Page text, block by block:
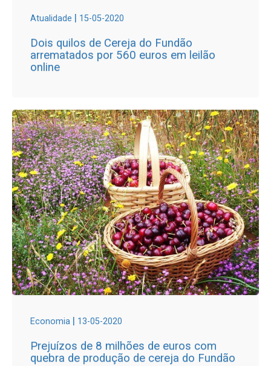
Atualidade | 15-05-2020
Dois quilos de Cereja do Fundão
arrematados por 560 euros em leilão
online
Economia | 13-05-2020
Prejuízos de 8 milhões de euros com
quebra de produção de cereja do Fundão